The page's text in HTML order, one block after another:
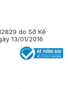
do Sở Kế
13/01/2016